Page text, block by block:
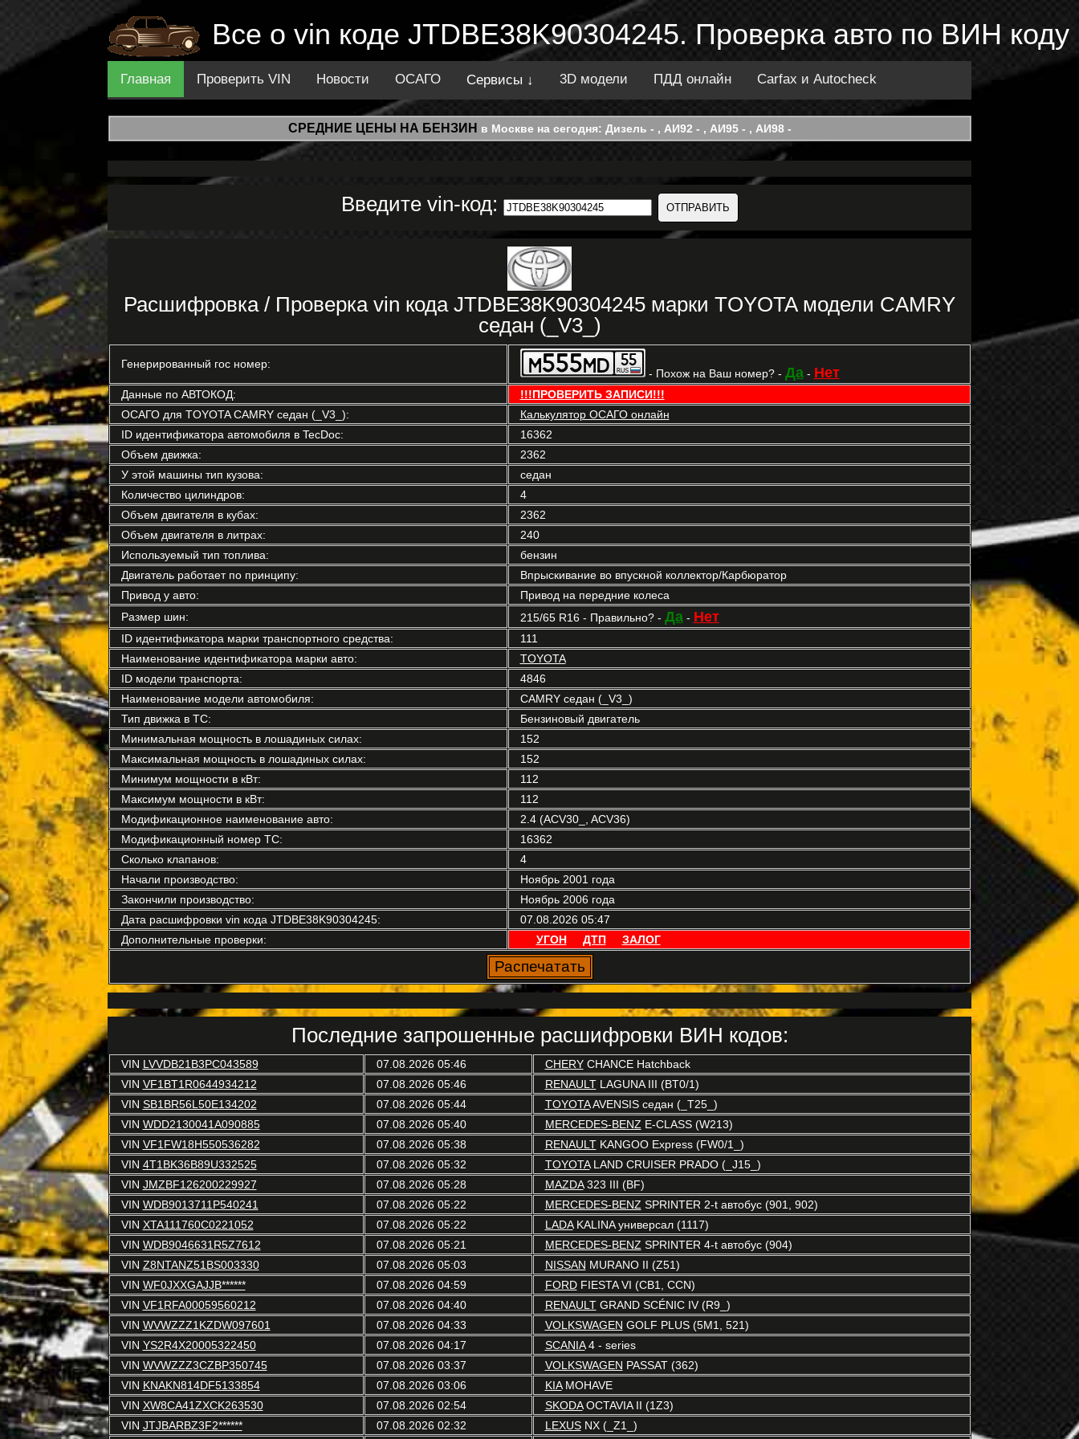
Все о vin коде JTDBE38K90304245. Проверка авто по ВИН коду
Главная Проверить VIN Новости ОСАГО Сервисы ↓ 3D модели ПДД онлайн Carfax и Autocheck
СРЕДНИЕ ЦЕНЫ НА БЕНЗИН в Москве на сегодня: Дизель - , АИ92 - , АИ95 - , АИ98 -
Введите vin-код:
Расшифровка / Проверка vin кода JTDBE38K90304245 марки TOYOTA модели CAMRY
седан (_V3_)
Генерированный гос номер:
- Похож на Ваш номер? - Да- Нет
Данные по АВТОКОД:
!!!ПРОВЕРИТЬ ЗАПИСИ!!!
ОСАГО для TOYOTA CAMRY седан (_V3_):
Калькулятор ОСАГО онлайн
ID идентификатора автомобиля в TecDoc:
16362
Объем движка:
2362
У этой машины тип кузова:
седан
Количество цилиндров:
4
Объем двигателя в кубах:
2362
Объем двигателя в литрах:
240
Используемый тип топлива:
бензин
Двигатель работает по принципу:
Впрыскивание во впускной коллектор/Карбюратор
Привод у авто:
Привод на передние колеса
Размер шин:
215/65 R16 - Правильно? - Да- Нет
ID идентификатора марки транспортного средства:
111
Наименование идентификатора марки авто:
TOYOTA
ID модели транспорта:
4846
Наименование модели автомобиля:
CAMRY седан (_V3_)
Тип движка в ТС:
Бензиновый двигатель
Минимальная мощность в лошадиных силах:
152
Максимальная мощность в лошадиных силах:
152
Минимум мощности в кВт:
112
Максимум мощности в кВт:
112
Модификационное наименование авто:
2.4 (ACV30_, ACV36)
Модификационный номер ТС:
16362
Сколько клапанов:
4
Начали производство:
Ноябрь 2001 года
Закончили производство:
Ноябрь 2006 года
Дата расшифровки vin кода JTDBE38K90304245:
07.08.2026 05:47
Дополнительные проверки:
УГОН ДТП ЗАЛОГ
Последние запрошенные расшифровки ВИН кодов:
VIN LVVDB21B3PC043589 07.08.2026 05:46 CHERYCHANCE Hatchback
VIN VF1BT1R0644934212 07.08.2026 05:46 RENAULTLAGUNA III (BT0/1)
VIN SB1BR56L50E134202 07.08.2026 05:44 TOYOTAAVENSIS седан (_T25_)
VIN WDD2130041A090885 07.08.2026 05:40 MERCEDES-BENZE-CLASS (W213)
VIN VF1FW18H550536282 07.08.2026 05:38 RENAULTKANGOO Express (FW0/1_)
VIN 4T1BK36B89U332525 07.08.2026 05:32 TOYOTALAND CRUISER PRADO (_J15_)
VIN JMZBF126200229927 07.08.2026 05:28 MAZDA323 III (BF)
VIN WDB9013711P540241 07.08.2026 05:22 MERCEDES-BENZSPRINTER 2-t автобус (901, 902)
VIN XTA111760C0221052 07.08.2026 05:22 LADAKALINA универсал (1117)
VIN WDB9046631R5Z7612 07.08.2026 05:21 MERCEDES-BENZSPRINTER 4-t автобус (904)
VIN Z8NTANZ51BS003330 07.08.2026 05:03 NISSAN MURANO II (Z51)
VIN WF0JXXGAJJB****** 07.08.2026 04:59 FORDFIESTA VI (CB1, CCN)
VIN VF1RFA00059560212 07.08.2026 04:40 RENAULTGRAND SCÉNIC IV (R9_)
VIN WVWZZZ1KZDW097601 07.08.2026 04:33 VOLKSWAGEN GOLF PLUS (5M1, 521)
VIN YS2R4X20005322450 07.08.2026 04:17 SCANIA4 - series
VIN WVWZZZ3CZBP350745 07.08.2026 03:37 VOLKSWAGEN PASSAT (362)
VIN KNAKN814DF5133854 07.08.2026 03:06 KIAMOHAVE
VIN XW8CA41ZXCK263530 07.08.2026 02:54 SKODAOCTAVIA II (1Z3)
VIN JTJBARBZ3F2****** 07.08.2026 02:32 LEXUSNX (_Z1_)